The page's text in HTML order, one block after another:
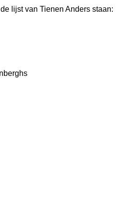
lijst van Tienen Anders staan: